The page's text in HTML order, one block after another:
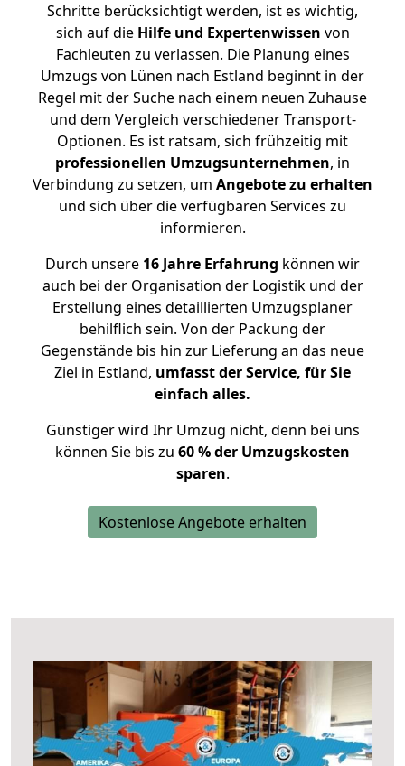
Schritte berücksichtigt werden, ist es wichtig,
sich auf die Hilfe und Expertenwissen von
Fachleuten zu verlassen. Die Planung eines
Umzugs von Lünen nach Estland beginnt in der
Regel mit der Suche nach einem neuen Zuhause
und dem Vergleich verschiedener Transport-
Optionen. Es ist ratsam, sich frühzeitig mit
professionellen Umzugsunternehmen, in
Verbindung zu setzen, um Angebote zu erhalten
und sich über die verfügbaren Services zu
informieren.
Durch unsere 16 Jahre Erfahrung können wir
auch bei der Organisation der Logistik und der
Erstellung eines detaillierten Umzugsplaner
behilflich sein. Von der Packung der
Gegenstände bis hin zur Lieferung an das neue
Ziel in Estland, umfasst der Service, für Sie
einfach alles.
Günstiger wird Ihr Umzug nicht, denn bei uns
können Sie bis zu 60 % der Umzugskosten
sparen.
Kostenlose Angebote erhalten